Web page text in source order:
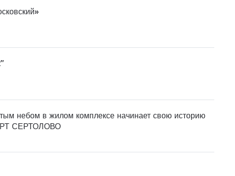
небом в жилом комплексе начинает свою историю
СЕРТОЛОВО